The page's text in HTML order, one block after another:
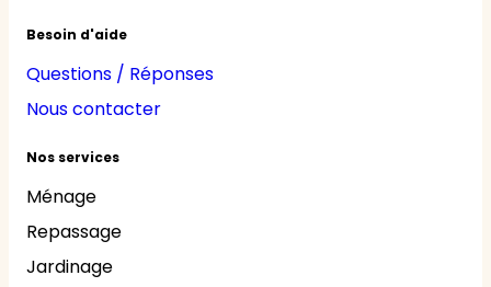
Besoin d'aide
Questions / Réponses
Nous contacter
Nos services
Ménage
Repassage
Jardinage